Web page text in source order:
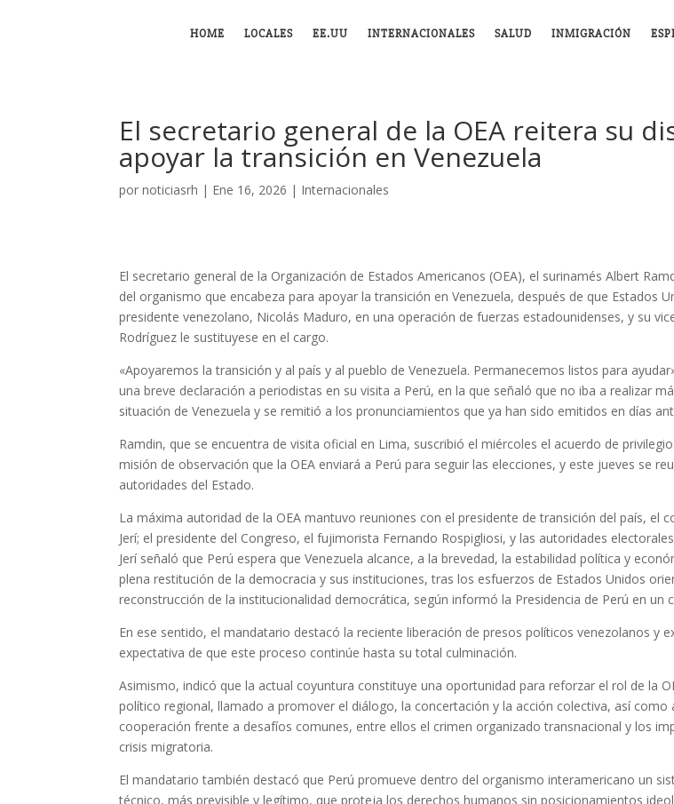
HOME LOCALES EE.UU INTERNACIONALES SALUD INMIGRACIÓN
El secretario general de la OEA reitera su
apoyar la transición en Venezuela
pornoticiasrh | Ene 16, 2026 | Internacionales
El secretario general de la Organización de Estados Americanos (OEA), el surinamés Albert
del organismo que encabeza para apoyar la transición en Venezuela, después de que Estados
presidente venezolano, Nicolás Maduro, en una operación de fuerzas estadounidenses, y su
Rodríguez le sustituyese en el cargo.
«Apoyaremos la transición y al país y al pueblo de Venezuela. Permanecemos listos para
una breve declaración a periodistas en su visita a Perú, en la que señaló que no iba a realizar
situación de Venezuela y se remitió a los pronunciamientos que ya han sido emitidos en días
Ramdin, que se encuentra de visita oficial en Lima, suscribió el miércoles el acuerdo de
misión de observación que la OEA enviará a Perú para seguir las elecciones, y este jueves se
autoridades del Estado.
La máxima autoridad de la OEA mantuvo reuniones con el presidente de transición del país, el
Jerí; el presidente del Congreso, el fujimorista Fernando Rospigliosi, y las autoridades
Jerí señaló que Perú espera que Venezuela alcance, a la brevedad, la estabilidad política y
plena restitución de la democracia y sus instituciones, tras los esfuerzos de Estados Unidos
reconstrucción de la institucionalidad democrática, según informó la Presidencia de Perú en un
En ese sentido, el mandatario destacó la reciente liberación de presos políticos venezolanos y
expectativa de que este proceso continúe hasta su total culminación.
Asimismo, indicó que la actual coyuntura constituye una oportunidad para reforzar el rol de la
político regional, llamado a promover el diálogo, la concertación y la acción colectiva, así como
cooperación frente a desafíos comunes, entre ellos el crimen organizado transnacional y los
crisis migratoria.
El mandatario también destacó que Perú promueve dentro del organismo interamericano un
técnico, más previsible y legítimo, que proteja los derechos humanos sin posicionamientos